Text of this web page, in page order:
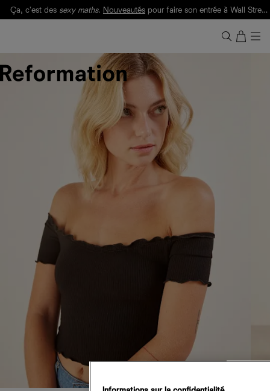
Ça, c'est des sexy maths. Nouveautés pour faire son entrée à Wall Street.